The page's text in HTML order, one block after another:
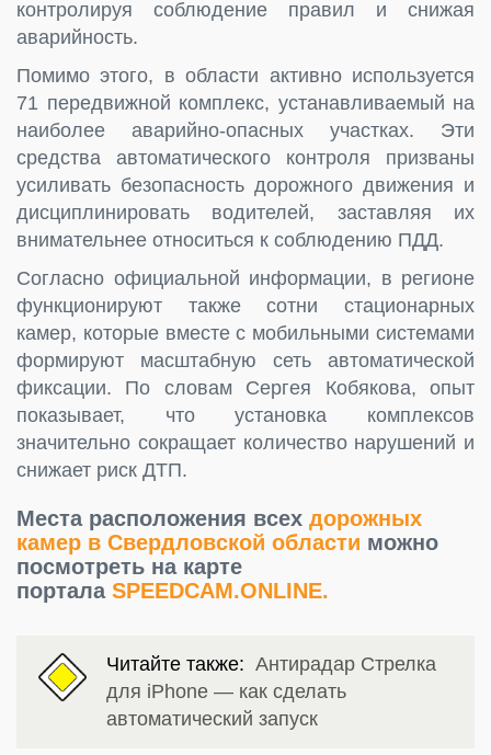
контролируя соблюдение правил и снижая
аварийность.
Помимо этого, в области активно используется
71 передвижной комплекс, устанавливаемый на
наиболее аварийно-опасных участках. Эти
средства автоматического контроля призваны
усиливать безопасность дорожного движения и
дисциплинировать водителей, заставляя их
внимательнее относиться к соблюдению ПДД.
Согласно официальной информации, в регионе
функционируют также сотни стационарных
камер, которые вместе с мобильными системами
формируют масштабную сеть автоматической
фиксации. По словам Сергея Кобякова, опыт
показывает, что установка комплексов
значительно сокращает количество нарушений и
снижает риск ДТП.
Места расположения всех дорожных
камер в Свердловской области можно
посмотреть на карте
портала SPEEDCAM.ONLINE.
Читайте также: Антирадар Стрелка
для iPhone — как сделать
автоматический запуск